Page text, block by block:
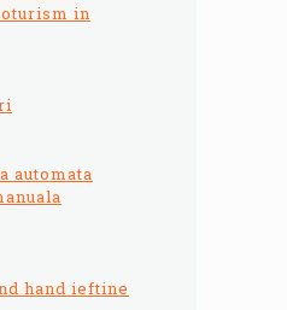
in
automata
hand ieftine